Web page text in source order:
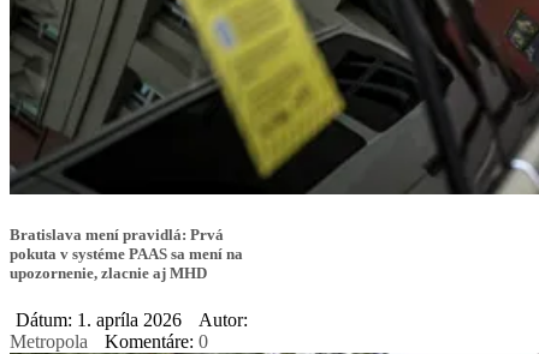
Bratislava mení pravidlá: Prvá
pokuta v systéme PAAS sa mení na
upozornenie, zlacnie aj MHD
Dátum: 1. apríla 2026
Autor:
Metropola
Komentáre: 0